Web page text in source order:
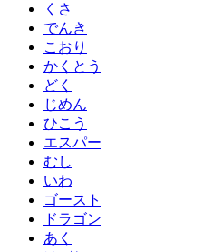
くさ
でんき
こおり
かくとう
どく
じめん
ひこう
エスパー
むし
いわ
ゴースト
ドラゴン
あく